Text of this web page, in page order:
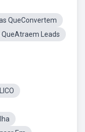
QueConvertem
QueAtraem Leads